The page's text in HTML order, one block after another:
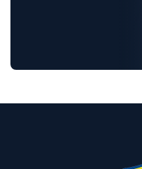
Luật Bảo